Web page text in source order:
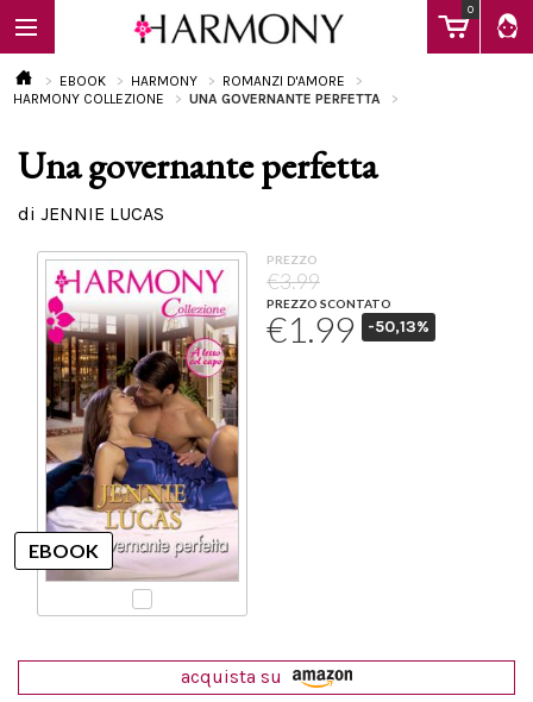
0
EBOOK
Calendario
EBOOK HARMONY
ROMANZI D'AMORE
HARMONY COLLEZIONE
UNA GOVERNANTE PERFETTA
Una governante perfetta
di JENNIE LUCAS
PREZZO
€3.99
PREZZO SCONTATO
€1.99 -50,13%
acquista su